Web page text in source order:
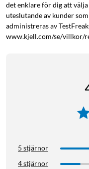
det enklare för dig att
uteslutande av kunder
administreras av
www.kjell.com/se/villkor/
5 stjärnor
4 stjärnor